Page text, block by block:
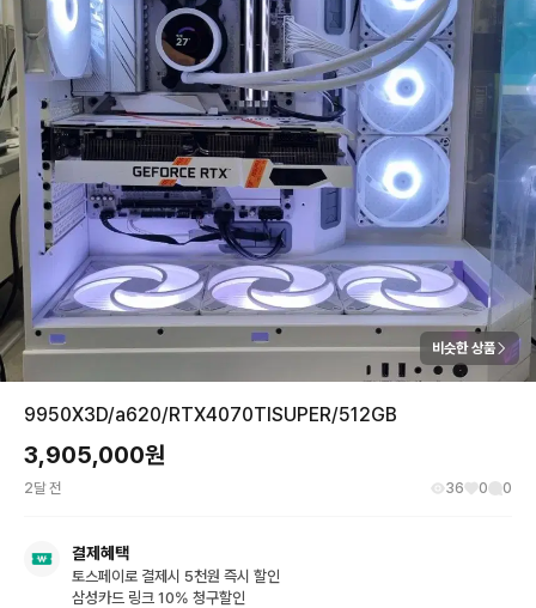
비슷한 상품
9950X3D/a620/RTX4070TISUPER/512GB
3,905,000원
2달 전 36 0 0
결제혜택
토스페이로 결제시 5천원 즉시 할인
삼성카드 링크 10% 청구할인